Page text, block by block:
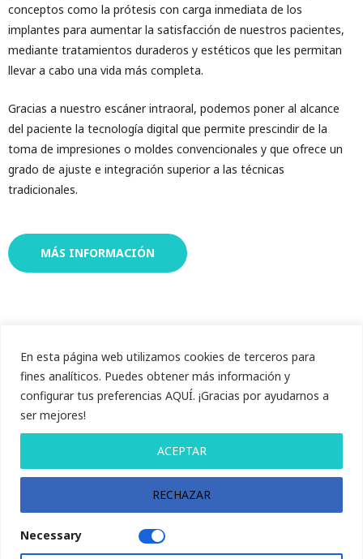
En esta página web utilizamos cookies de terceros para
fines analíticos. Puedes obtener más información y
configurar tus preferencias AQUÍ. ¡Gracias por ayudarnos a
ser mejores!
RECHAZAR
ACEPTAR
Necessary
conceptos como la prótesis con carga inmediata de los
implantes para aumentar la satisfacción de nuestros pacientes,
mediante tratamientos duraderos y estéticos que les permitan
llevar a cabo una vida más completa.
Gracias a nuestro escáner intraoral, podemos poner al alcance
del paciente la tecnología digital que permite prescindir de la
toma de impresiones o moldes convencionales y que ofrece un
grado de ajuste e integración superior a las técnicas
tradicionales.
MÁS INFORMACIÓN
Somos tu clínica dental en Móstoles.
Dirigida por odontólogos 100%
involucrados en cuidar de ti y de los tuyos,
ofreciendo la mejor solución.
Política de privacidad